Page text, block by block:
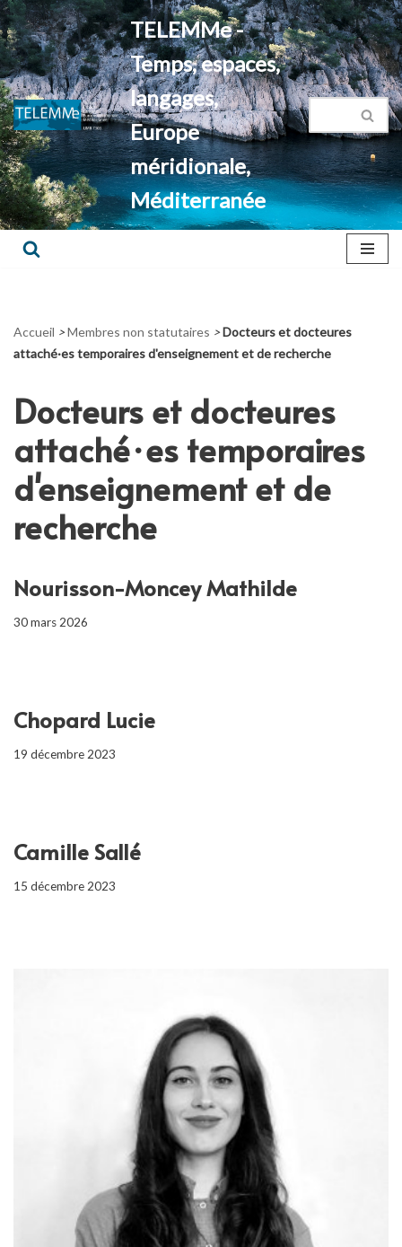
Aller
au
contenu
TELEMMe -
Temps, espaces,
langages,
Europe
méridionale,
Méditerranée
Accueil >Membres non statutaires >Docteurs et docteures
attaché·es temporaires d'enseignement et de recherche
Docteurs et docteures
attaché·es temporaires
d'enseignement et de
recherche
Nourisson-Moncey Mathilde
30 mars 2026
Chopard Lucie
19 décembre 2023
Camille Sallé
15 décembre 2023